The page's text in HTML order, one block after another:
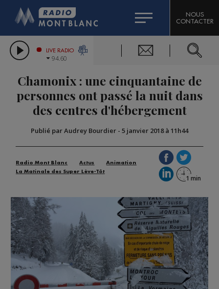
LES CHRONIQUES DE L'EXPERT
CITIZEN MACHINERY
GRAND MASSIF DOMAINES SKIABLES
BIGARD
COMPAGNIE DU MONT-BLANC
NOUS
CONTACTER
LIVE RADIO
94.60
Chamonix : une cinquantaine de
personnes ont passé la nuit dans
des centres d'hébergement
Publié par Audrey Bourdier - 5 janvier 2018 à 11h44
Radio Mont Blanc Actus
Animation
La Matinale des Super Lève-Tôt